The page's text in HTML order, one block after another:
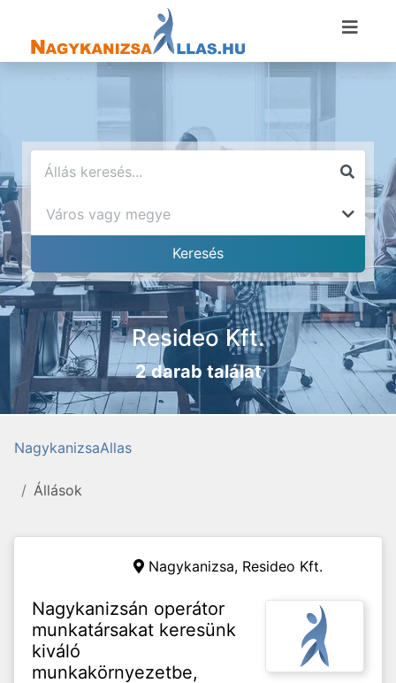
Resideo Kft.
2 darab találat
NagykanizsaAllas
Állások
Nagykanizsa, Resideo Kft.
Nagykanizsán operátor
munkatársakat keresünk
kiváló
munkakörnyezetbe,